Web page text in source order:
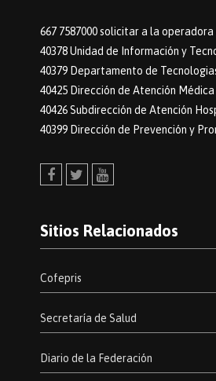
667 7587000 solicitar a la
40378 Unidad de Información y
40379 Departamento de
40425 Dirección de Atención Médica
40426 Subdirección de Atención
40399 Dirección de Prevención y
Sitios Relacionados
Cofepris
Secretaría de Salud
Diario de la Federación